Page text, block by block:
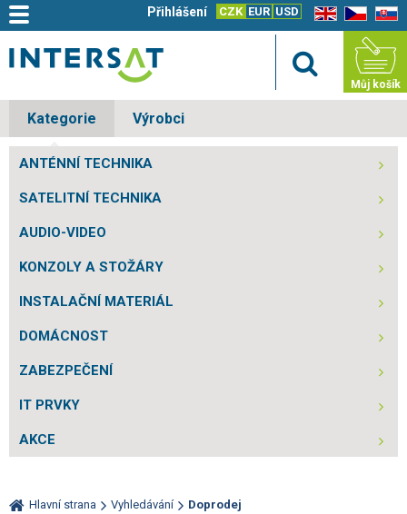
EN CZ SK
CZK EUR USD
Přihlášení
Můj košík
Kategorie Výrobci
ANTÉNNÍ TECHNIKA
SATELITNÍ TECHNIKA
AUDIO-VIDEO
KONZOLY A STOŽÁRY
INSTALAČNÍ MATERIÁL
DOMÁCNOST
ZABEZPEČENÍ
IT PRVKY
AKCE
Hlavní strana Vyhledávání Doprodej